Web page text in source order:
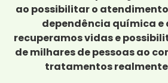
ao possibilitar o
dependência química e
recuperamos vidas e
de milhares de pessoas ao
tratamentos